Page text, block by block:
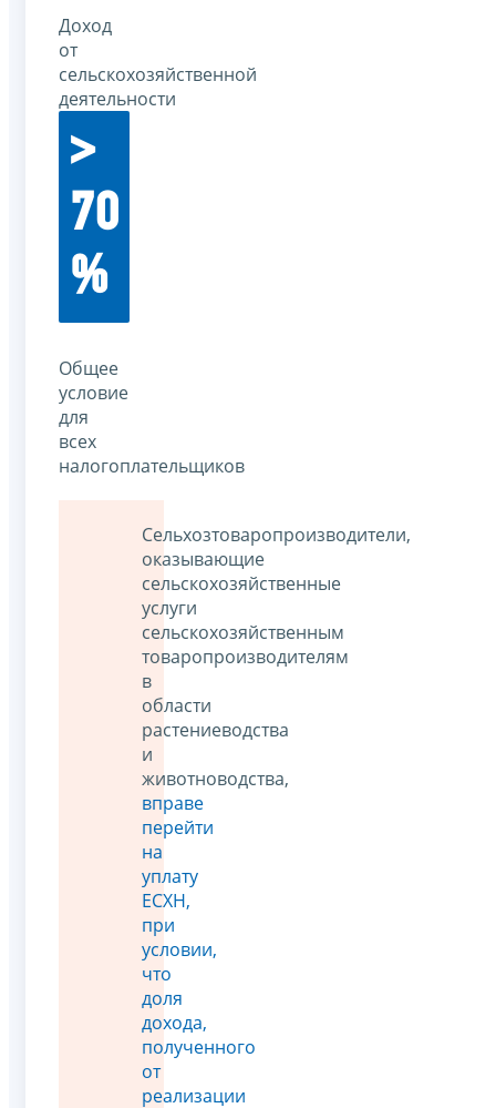
Доход
от
сельскохозяйственной
деятельности
>
70
%
Общее
условие
для
всех
налогоплательщиков
Сельхозтоваропроизводители,
оказывающие
сельскохозяйственные
услуги
сельскохозяйственным
товаропроизводителям
в
области
растениеводства
и
животноводства,
вправе
перейти
на
уплату
ЕСХН,
при
условии,
что
доля
дохода,
полученного
от
реализации